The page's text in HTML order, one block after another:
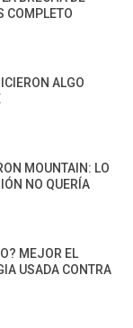
COMPLETO
ALGO
MOUNTAIN: LO
NO QUERÍA
MEJOR EL
USADA CONTRA